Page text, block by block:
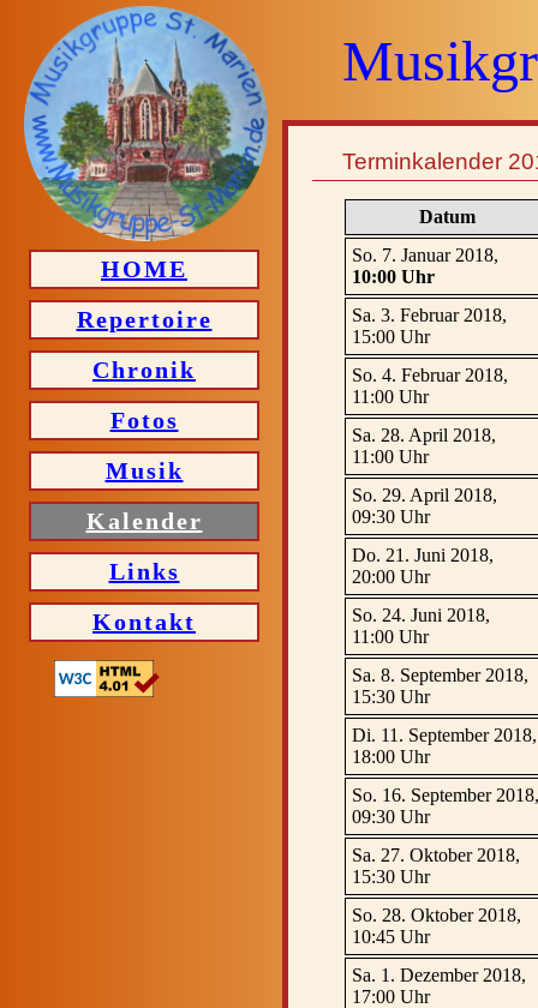
HOME
Repertoire
Chronik
Fotos
Musik
Kalender
Links
Kontakt
Terminkalender
Datum
So. 7. Januar 2018,
10:00 Uhr
Sa. 3. Februar 2018,
15:00 Uhr
So. 4. Februar 2018,
11:00 Uhr
Sa. 28. April 2018,
11:00 Uhr
So. 29. April 2018,
09:30 Uhr
Do. 21. Juni 2018,
20:00 Uhr
So. 24. Juni 2018,
11:00 Uhr
Sa. 8. September 2018,
15:30 Uhr
Di. 11. September 2018,
18:00 Uhr
So. 16. September 2018,
09:30 Uhr
Sa. 27. Oktober 2018,
15:30 Uhr
So. 28. Oktober 2018,
10:45 Uhr
Sa. 1. Dezember 2018,
17:00 Uhr